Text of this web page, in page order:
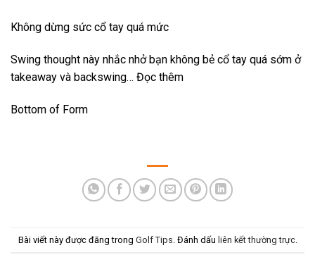
Không dừng sức cổ tay quá mức
Swing thought này nhắc nhở bạn không bẻ cổ tay quá sớm ở
takeaway và backswing… Đọc thêm
Bottom of Form
Bài viết này được đăng trong Golf Tips . Đánh dấu liên kết thường trực.